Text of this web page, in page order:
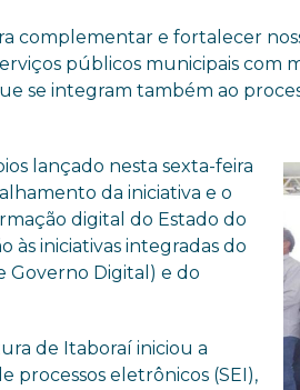
complementar e fortalecer
públicos municipais com
se integram também ao
lançado nesta sexta-feira
da iniciativa e o
digital do Estado do
às iniciativas integradas do
Governo Digital) e do
de Itaboraí iniciou a
processos eletrônicos (SEI),